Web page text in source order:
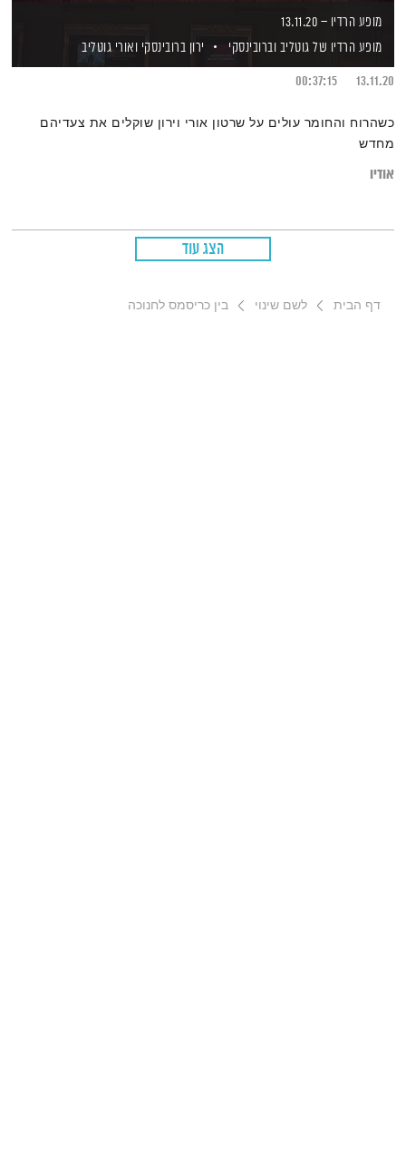
מופע הרדיו – 13.11.20
מופע הרדיו של גוטליב וברובינסקי
ירון ברובינסקי ואורי גוטליב
13.11.20
00:37:15
כשהרוח והחומר עולים על שרטון אורי וירון שוקלים את צעדיהם
מחדש
אודיו
הצג עוד
דף הבית לשם שינוי בין כריסמס לחנוכה